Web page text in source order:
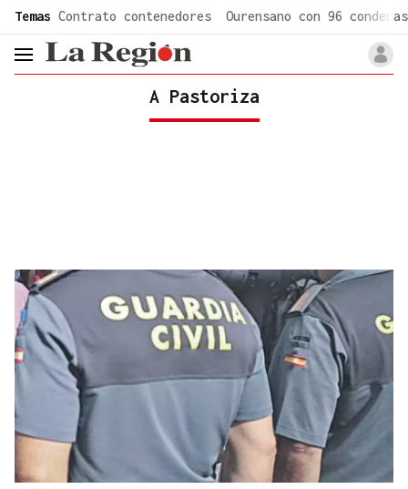
Temas Contrato contenedores Ourensano con 96 condenas
header.menu.open
A Pastoriza